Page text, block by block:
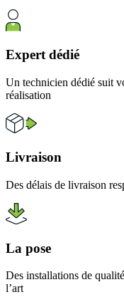
Expert dédié
Un technicien dédié suit
réalisation
Livraison
Des délais de livraison
La pose
Des installations de
l’art